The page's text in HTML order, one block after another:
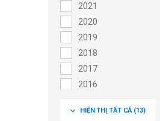
2021
2020
2019
2018
2017
2016
2014
expand_more HIỂN THỊ TẤT CẢ (13)